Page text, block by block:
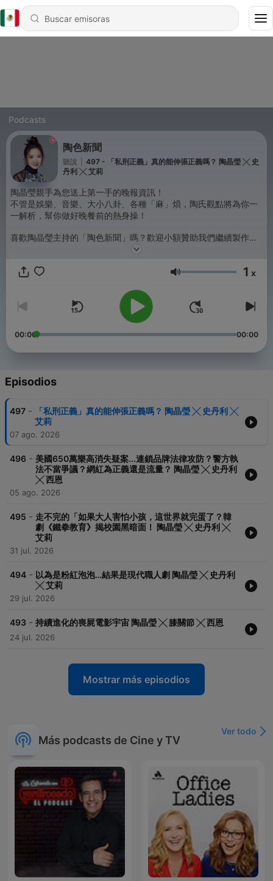
Podcasts
陶色新聞
聽說
497 - 「私刑正義」真的能伸張正義嗎？ 陶晶瑩 ╳ 史
丹利 ╳ 艾莉
陶晶瑩親手為您送上第一手的晚報資訊！
不管是娛樂、音樂、大小八卦、各種「麻」煩，陶氏觀點將為你一
一解析，幫你做好晚餐前的熱身操！
喜歡陶晶瑩主持的「陶色新聞」嗎？歡迎小額贊助我們繼續製作更
優質節目＞https://bit.ly/3cJKx3L
▍官網：https://thehearsaytw.wixsite.com/thehearsaypodcast
▍FB：聽說（@TheHearSayChannel）
▍聯絡我們：thehearsaytw@gmail.com
Powered byFirstory Hosting
Volumen 1 x
00:00 00:00
Episodios
497 -
「私刑正義」真的能伸張正義嗎？ 陶晶瑩 ╳ 史丹利 ╳
艾莉
07 ago. 2026
496 - 美國650萬樂高消失疑案...連鎖品牌法律攻防？警方執
法不當爭議？網紅為正義還是流量？ 陶晶瑩 ╳ 史丹利
╳ 西恩
05 ago. 2026
495 - 走不完的「如果大人害怕小孩，這世界就完蛋了？韓
劇《鐵拳教育》揭校園黑暗面！ 陶晶瑩 ╳ 史丹利 ╳
艾莉
31 jul. 2026
494 - 以為是粉紅泡泡…結果是現代職人劇 陶晶瑩 ╳ 史丹利
╳ 艾莉
29 jul. 2026
493 - 持續進化的喪屍電影宇宙 陶晶瑩 ╳ 膝關節 ╳ 西恩
24 jul. 2026
Mostrar más episodios
Más podcasts de Cine y TV
Ver todo